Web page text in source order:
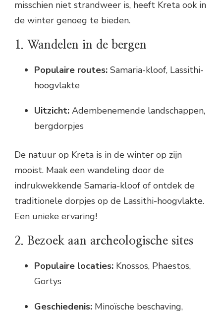
misschien niet strandweer is, heeft Kreta ook in
de winter genoeg te bieden.
1. Wandelen in de bergen
Populaire routes: Samaria-kloof, Lassithi-
hoogvlakte
Uitzicht: Adembenemende landschappen,
bergdorpjes
De natuur op Kreta is in de winter op zijn
mooist. Maak een wandeling door de
indrukwekkende Samaria-kloof of ontdek de
traditionele dorpjes op de Lassithi-hoogvlakte.
Een unieke ervaring!
2. Bezoek aan archeologische sites
Populaire locaties: Knossos, Phaestos,
Gortys
Geschiedenis: Minoïsche beschaving,